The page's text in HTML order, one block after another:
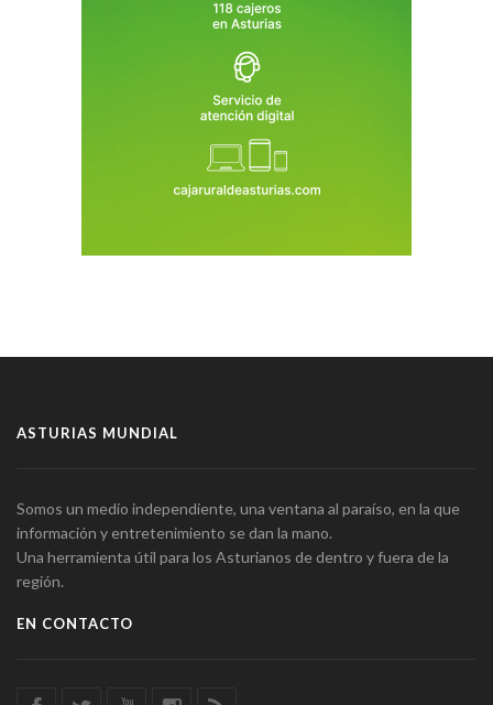
ASTURIAS MUNDIAL
Somos un medio independiente, una ventana al paraíso, en la que
información y entretenimiento se dan la mano.
Una herramienta útil para los Asturianos de dentro y fuera de la
región.
EN CONTACTO